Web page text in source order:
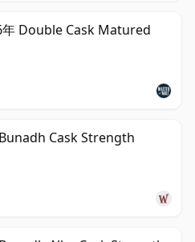
Double Cask Matured
Cask Strength